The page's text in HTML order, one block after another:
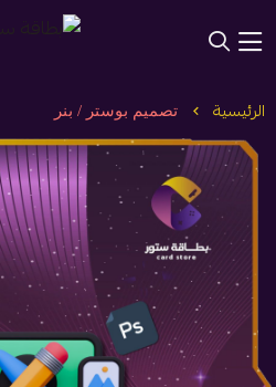
الرئيسية تصميم بوستر / بنر